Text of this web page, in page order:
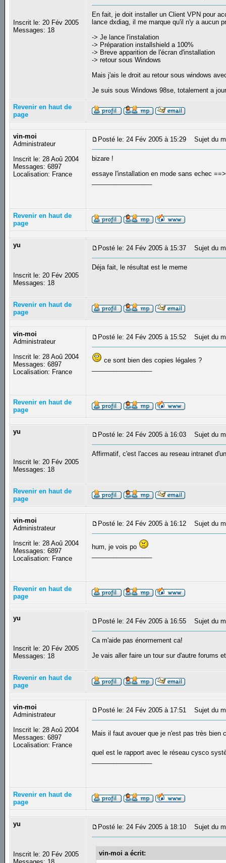
Inscrit le: 20 Fév 2005
Messages: 18
En fait, je doit installer un Client VPN pour
lance dxdiag, il me marque qu'il n'y a aucun
-> Je lance l'instalation
-> Préparation installshield a 100%
-> Breve apparition de l'écran d'installation
-> retour sous Windows
Mais j'ais le droit au retour sous windows
Je suis sous Windows 98se, totalement a
Revenir en haut de
page
vin-moi
Administrateur
Inscrit le: 28 Aoû 2004
Messages: 6897
Localisation: France
Posté le: 24 Fév 2005 à 15:29 Sujet du
bizare !
essaye l'installation en mode sans echec
Revenir en haut de
page
yu
Inscrit le: 20 Fév 2005
Messages: 18
Posté le: 24 Fév 2005 à 15:37 Sujet du
Déja fait, le résultat est le meme
Revenir en haut de
page
vin-moi
Administrateur
Inscrit le: 28 Aoû 2004
Messages: 6897
Localisation: France
Posté le: 24 Fév 2005 à 15:52 Sujet du
ce sont bien des copies légales ?
Revenir en haut de
page
yu
Inscrit le: 20 Fév 2005
Messages: 18
Posté le: 24 Fév 2005 à 16:03 Sujet du
Affirmatif, c'est l'acces au reseau intranet
Revenir en haut de
page
vin-moi
Administrateur
Inscrit le: 28 Aoû 2004
Messages: 6897
Localisation: France
Posté le: 24 Fév 2005 à 16:12 Sujet du
hum, je vois po
Revenir en haut de
page
yu
Inscrit le: 20 Fév 2005
Messages: 18
Posté le: 24 Fév 2005 à 16:55 Sujet du
Ca m'aide pas énormement ca!
Je vais aller faire un tour sur d'autre forums
Revenir en haut de
page
vin-moi
Administrateur
Inscrit le: 28 Aoû 2004
Messages: 6897
Localisation: France
Posté le: 24 Fév 2005 à 17:51 Sujet du
Mais il faut avouer que je n'est pas très bien
quel est le rapport avec le réseau cysco
Revenir en haut de
page
yu
Inscrit le: 20 Fév 2005
Posté le: 24 Fév 2005 à 18:10 Sujet du
vin-moi a écrit: